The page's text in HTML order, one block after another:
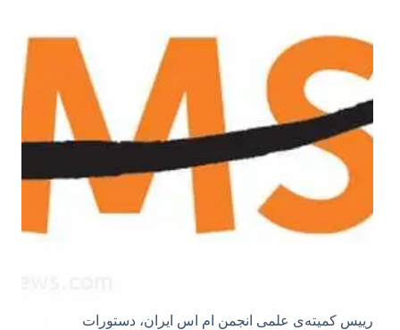
رییس کمیته‌ی علمی انجمن ام اس ایران، دستورات